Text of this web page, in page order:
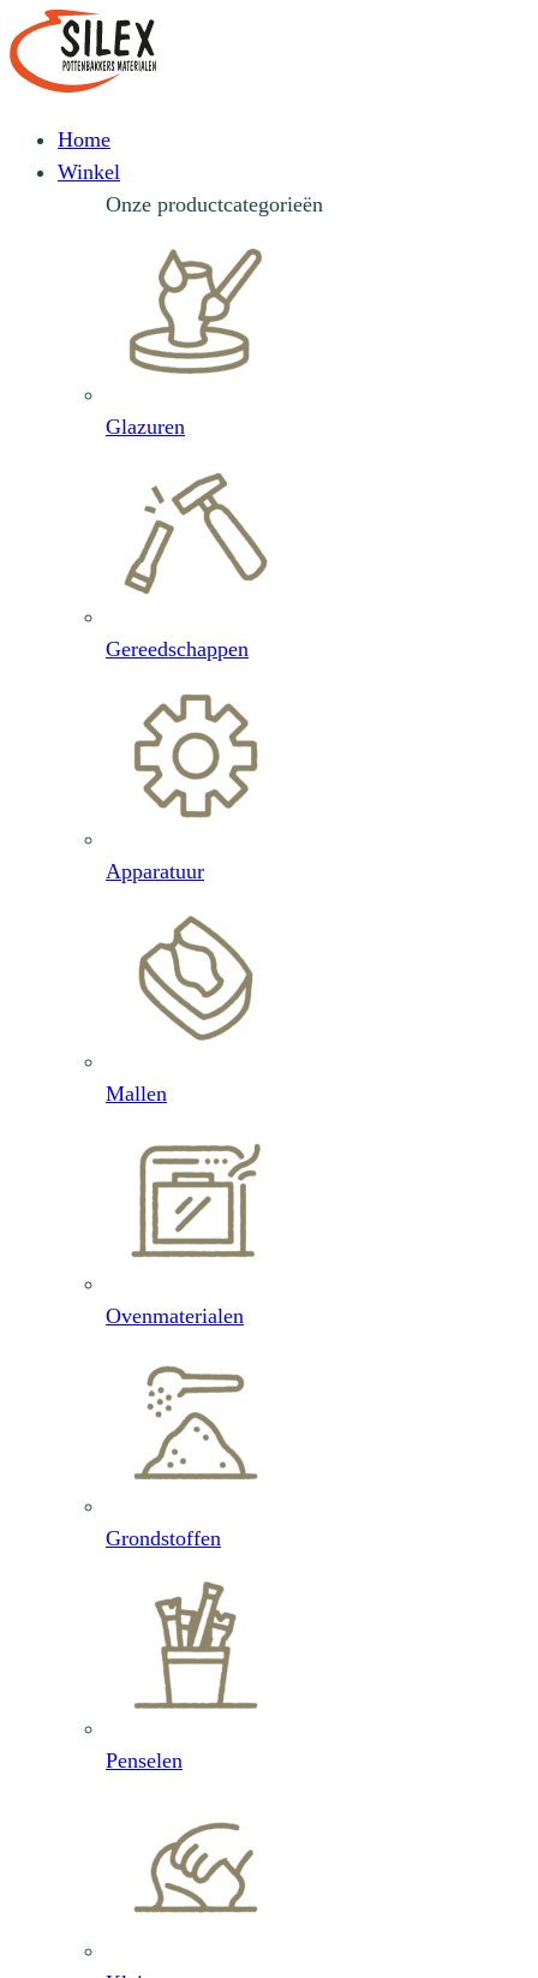
Home
Winkel
Onze productcategorieën
Glazuren
Gereedschappen
Apparatuur
Mallen
Ovenmaterialen
Grondstoffen
Penselen